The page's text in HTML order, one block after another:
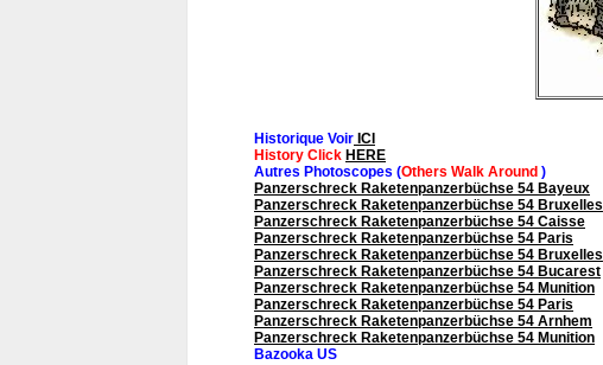
Historique Voir ICI
History Click HERE
Autres Photoscopes (Others Walk Around )
Panzerschreck Raketenpanzerbüchse 54 Bayeux
Panzerschreck Raketenpanzerbüchse 54 Bruxelles
Panzerschreck Raketenpanzerbüchse 54 Caisse
Panzerschreck Raketenpanzerbüchse 54 Paris
Panzerschreck Raketenpanzerbüchse 54 Bruxelles
Panzerschreck Raketenpanzerbüchse 54 Bucarest
Panzerschreck Raketenpanzerbüchse 54 Munition
Panzerschreck Raketenpanzerbüchse 54 Paris
Panzerschreck Raketenpanzerbüchse 54 Arnhem
Panzerschreck Raketenpanzerbüchse 54 Munition
Bazooka US